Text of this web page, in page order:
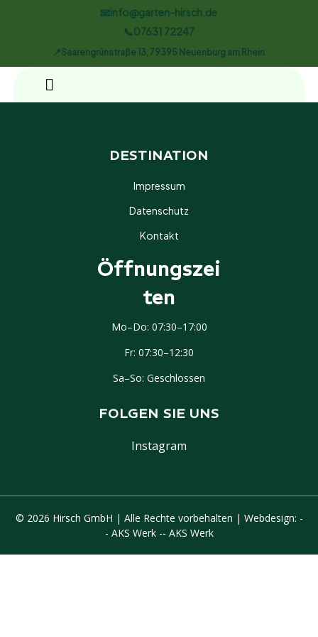
📧info@garten-hirsch.de
📞07631 72247
📍Saarengrünstraße 13, 79395 Neuenburg am Rhein
DESTINATION
Impressum
Datenschutz
Kontakt
Öffnungszei
Ten
Mo–Do: 07:30–17:00
Fr: 07:30–12:30
Sa–So: Geschlossen
FOLGEN SIE UNS
Instagram
© 2026 Hirsch GmbH | Alle Rechte vorbehalten | Webdesign: -
- AKS Werk -- AKS Werk